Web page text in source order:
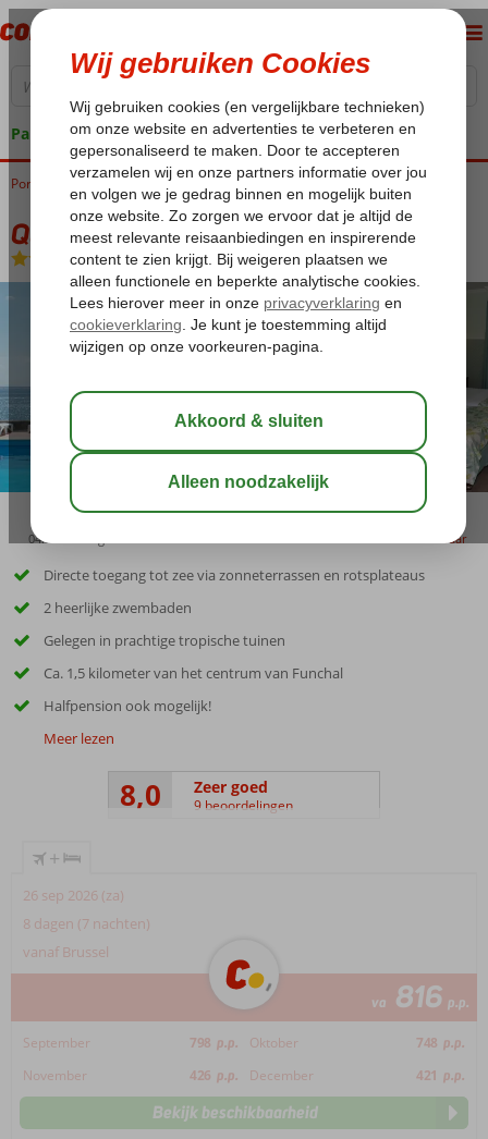
Pakketgarantie
Home
Portugal Madeira Funchal Quinta Penha de Franca
Quinta Penha de Franca
Logies en ontbijt-Hotel
04:00 bewaar
Directe toegang tot zee via zonneterrassen en rotsplateaus
2 heerlijke zwembaden
Gelegen in prachtige tropische tuinen
Ca. 1,5 kilometer van het centrum van Funchal
Halfpension ook mogelijk!
Meer lezen
8,0 Zeer goed
9 beoordelingen
+
26 sep 2026 (za)
8 dagen (7 nachten)
vanaf Brussel
va 816 p.p.
September 798 p.p. Oktober 748 p.p.
November
426 p.p. December 421 p.p.
Bekijk beschikbaarheid